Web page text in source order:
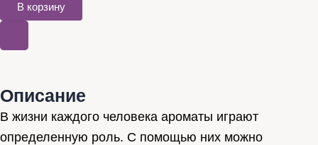
В корзину
Описание
В жизни каждого человека ароматы играют
определенную роль. С помощью них можно